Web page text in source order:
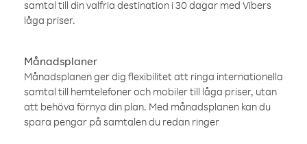
samtal till din valfria destination i 30 dagar med Vibers
låga priser.
Månadsplaner
Månadsplanen ger dig flexibilitet att ringa internationella
samtal till hemtelefoner och mobiler till låga priser, utan
att behöva förnya din plan. Med månadsplanen kan du
spara pengar på samtalen du redan ringer